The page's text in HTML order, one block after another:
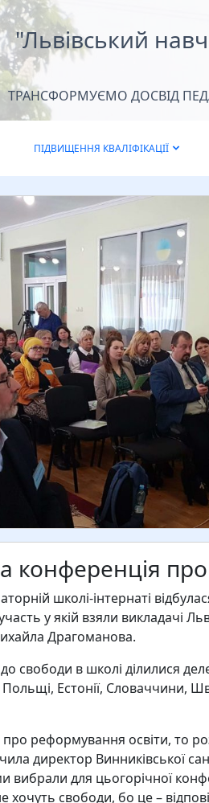
"Львівський
ТРАНСФОРМУЄМО ДОСВІД
ПІДВИЩЕННЯ КВАЛІФІКАЦІЇ
конференція
школі-інтернаті
у якій взяли викладачі
Драгоманова.
в школі ділилися
Естонії, Словаччини,
реформування освіти, то
директор Винниківської
вибрали для цьогорічної
хочуть свободи, бо це –